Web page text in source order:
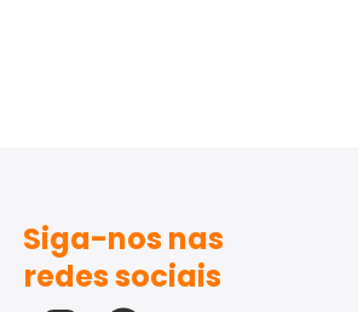
Siga-nos nas
redes sociais